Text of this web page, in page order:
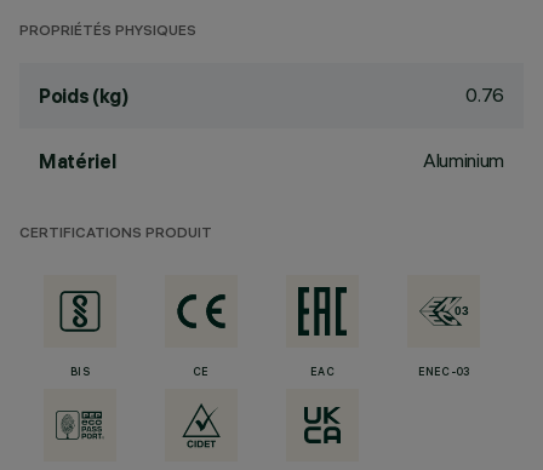
PROPRIÉTÉS PHYSIQUES
Poids (kg) 0.76
Matériel Aluminium
CERTIFICATIONS PRODUIT
BIS CE EAC ENEC-03